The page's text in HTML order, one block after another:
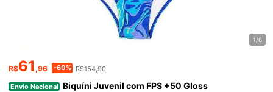
1/6
R$61 ,96 -60% R$154,90
Envio Nacional Biquíni Juvenil com FPS +50 Gloss